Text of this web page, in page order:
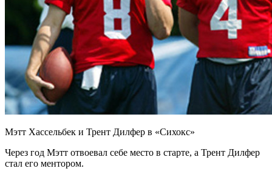
Мэтт Хассельбек и Трент Дилфер в «Сихокс»
Через год Мэтт отвоевал себе место в старте, а Трент Дилфер
стал его ментором.